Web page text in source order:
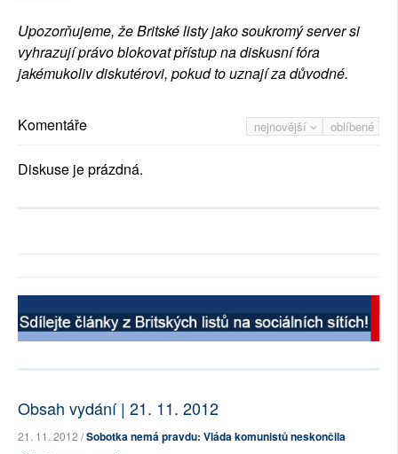
Upozorňujeme, že Britské listy jako soukromý server si
vyhrazují právo blokovat přístup na diskusní fóra
jakémukoliv diskutérovi, pokud to uznají za důvodné.
nejnovější oblíbené
Komentáře
Diskuse je prázdná.
Obsah vydání | 21. 11. 2012
21. 11. 2012 /Sobotka nemá pravdu: Vláda komunistů neskončila